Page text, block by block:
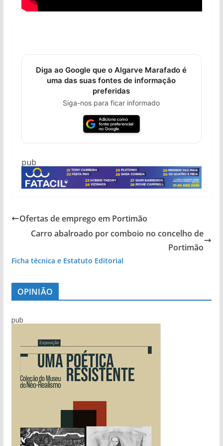
Diga ao Google que o Algarve Marafado é
uma das suas fontes de informação
preferidas
Siga-nos para ficar informado
pub
Ofertas de emprego em Portimão
Carro abalroado por comboio no concelho de
Portimão
Ficha técnica e Estatuto Editorial
OPINIÃO
pub